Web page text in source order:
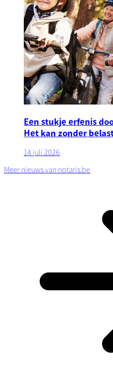
Een stukje erfenis
Het kan zonder
14 juli 2026
Meer nieuws van notaris.be